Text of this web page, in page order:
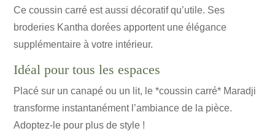
Ce coussin carré est aussi décoratif qu’utile. Ses
broderies Kantha dorées apportent une élégance
supplémentaire à votre intérieur.
Idéal pour tous les espaces
Placé sur un canapé ou un lit, le *coussin carré* Maradji
transforme instantanément l’ambiance de la pièce.
Adoptez-le pour plus de style !